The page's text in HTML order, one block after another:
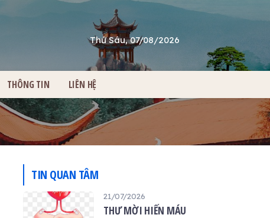
Thứ Sáu, 07/08/2026
THÔNG TIN LIÊN HỆ
TIN QUAN TÂM
21/07/2026
THƯ MỜI HIẾN MÁU